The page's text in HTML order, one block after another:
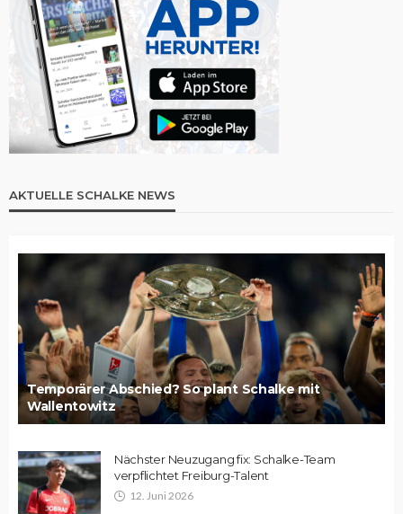
AKTUELLE SCHALKE NEWS
Temporärer Abschied? So plant Schalke mit
Wallentowitz
Nächster Neuzugang fix: Schalke-Team
verpflichtet Freiburg-Talent
12. Juni 2026